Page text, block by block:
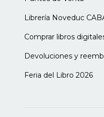
Cuidar es
Capítulo
Ser
Las
Librería Noveduc
Comprar libros
Devoluciones y
Feria del Libro 2026